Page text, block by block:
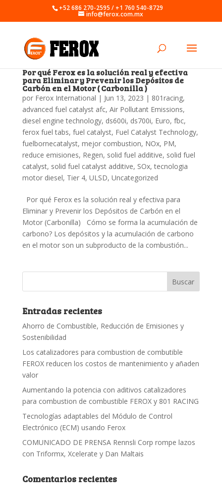
+52 686 270-2595 / +1 760 540-8729
info@ferox.com.mx
Por qué Ferox es la solución real y efectiva
para Eliminar y Prevenir los Depósitos de
Carbón en el Motor ( Carbonilla )
por Ferox International | Jun 13, 2023 | 801racing,
advanced fuel catalyst afc, Air Pollutant Emissions,
diesel engine technology, ds600i, ds700i, Euro, fbc,
ferox fuel tabs, fuel catalyst, Fuel Catalyst Technology,
fuelbornecatalyst, mejor combustion, NOx, PM,
reduce emisiones, Regen, solid fuel additive, solid fuel
catalyst, solid fuel catalyst additive, SOx,tecnologia
motor diesel, Tier 4, ULSD, Uncategorized
Por qué Ferox es la solución real y efectiva para
Eliminar y Prevenir los Depósitos de Carbón en el
Motor (Carbonilla) Cómo se forma la acumulación de
carbono? Los depósitos y la acumulación de carbono
en el motor son un subproducto de la combustión...
Entradas recientes
Ahorro de Combustible, Reducción de Emisiones y
Sostenibilidad
Los catalizadores para combustion de combutible
FEROX reducen los costos de mantenimiento y añaden
valor
Aumentando la potencia con aditivos catalizadores
para combustion de combustible FEROX y 801 RACING
Tecnologías adaptables del Módulo de Control
Electrónico (ECM) usando Ferox
COMUNICADO DE PRENSA Rennsli Corp rompe lazos
con Triformx, Xcelerate y Dan Maltais
Comentarios recientes